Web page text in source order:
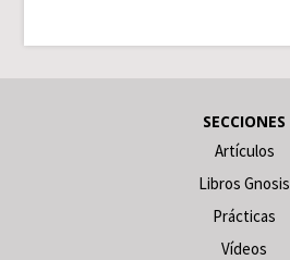
SECCIONES
Artículos
Libros Gnosis
Prácticas
Vídeos